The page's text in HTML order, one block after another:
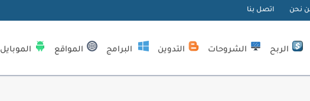
نحن اتصل بنا
الربح الشروحات التدوين البرامج المواقع الموبايل